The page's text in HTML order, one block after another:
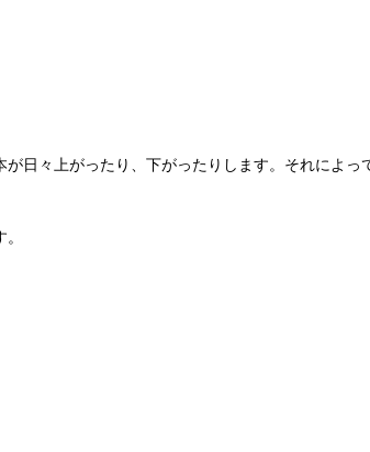
日々上がったり、下がったりします。それによっ